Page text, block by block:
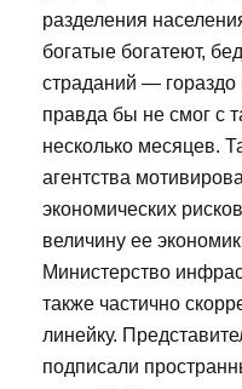
разделения
богатые богатеют,
страданий — гораздо
правда бы не смог с
несколько месяцев.
агентства
экономических
величину ее
Министерство
также частично
линейку.
подписали